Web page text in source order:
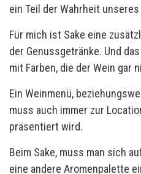
ein Teil der Wahrheit
Für mich ist Sake eine
der Genussgetränke. Und
mit Farben, die der Wein gar
Ein Weinmenü,
muss auch immer zur
präsentiert wird.
Beim Sake, muss man sich
eine andere Aromenpalette